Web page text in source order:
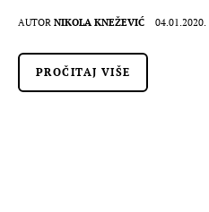
AUTOR NIKOLA KNEŽEVIĆ 04.01.2020.
PROČITAJ VIŠE